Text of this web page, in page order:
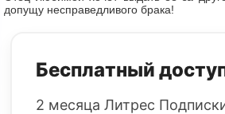
допущу несправедливого брака!
Бесплатный
2 месяца Литрес